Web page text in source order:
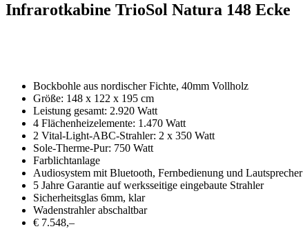
Infrarotkabine TrioSol Natura 148 Ecke
Bockbohle aus nordischer Fichte, 40mm Vollholz
Größe: 148 x 122 x 195 cm
Leistung gesamt: 2.920 Watt
4 Flächenheizelemente: 1.470 Watt
2 Vital-Light-ABC-Strahler: 2 x 350 Watt
Sole-Therme-Pur: 750 Watt
Farblichtanlage
Audiosystem mit Bluetooth, Fernbedienung und Lautsprecher
5 Jahre Garantie auf werksseitige eingebaute Strahler
Sicherheitsglas 6mm, klar
Wadenstrahler abschaltbar
€ 7.548,–